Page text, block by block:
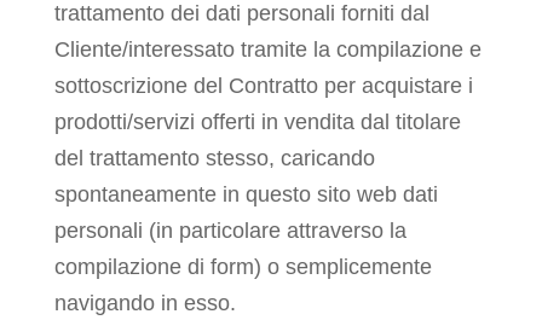
trattamento dei dati personali forniti dal
Cliente/interessato tramite la compilazione e
sottoscrizione del Contratto per acquistare i
prodotti/servizi offerti in vendita dal titolare
del trattamento stesso, caricando
spontaneamente in questo sito web dati
personali (in particolare attraverso la
compilazione di form) o semplicemente
navigando in esso.